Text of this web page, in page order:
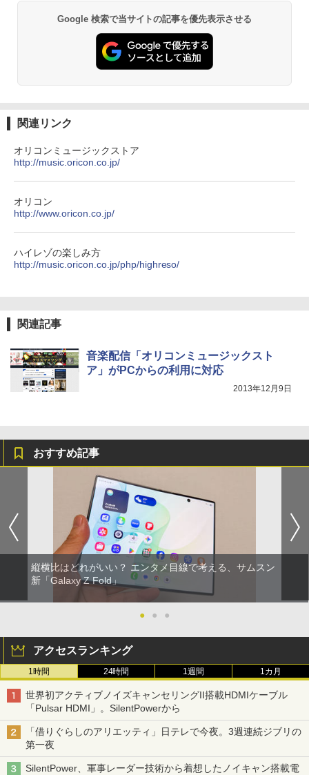
Google 検索で当サイトの記事を優先表示させる
関連リンク
オリコンミュージックストア
http://music.oricon.co.jp/
オリコン
http://www.oricon.co.jp/
ハイレゾの楽しみ方
http://music.oricon.co.jp/php/highreso/
関連記事
音楽配信「オリコンミュージックスト
ア」がPCからの利用に対応
2013年12月9日
おすすめ記事
縦横比はどれがいい？ エンタメ目線で考える、サムスン
新「Galaxy Z Fold」
● ● ●
アクセスランキング
1時間 24時間 1週間 1カ月
世界初アクティブノイズキャンセリングII搭載HDMIケーブル
「Pulsar HDMI」。SilentPowerから
「借りぐらしのアリエッティ」日テレで今夜。3週連続ジブリの
第一夜
SilentPower、軍事レーダー技術から着想したノイキャン搭載電